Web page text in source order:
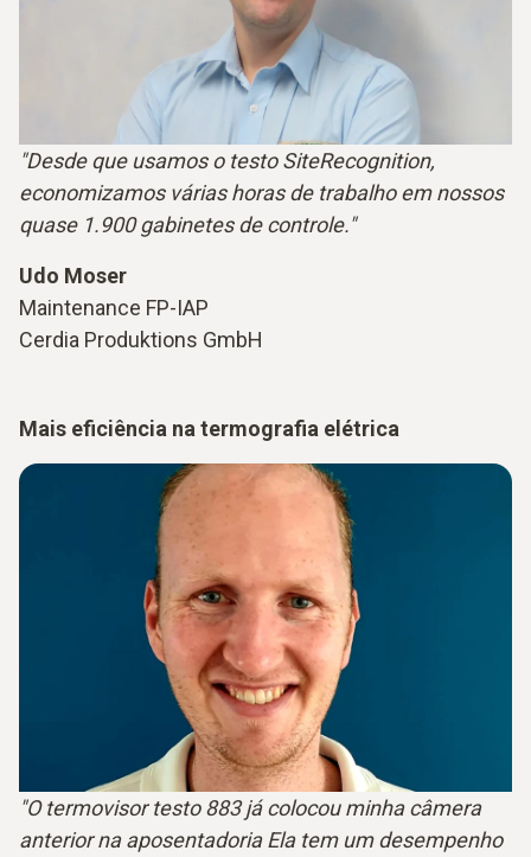
"Desde que usamos o testo SiteRecognition,
economizamos várias horas de trabalho em nossos
quase 1.900 gabinetes de controle."
Udo Moser
Maintenance FP-IAP
Cerdia Produktions GmbH
Mais eficiência na termografia elétrica
"O termovisor testo 883 já colocou minha câmera
anterior na aposentadoria Ela tem um desempenho